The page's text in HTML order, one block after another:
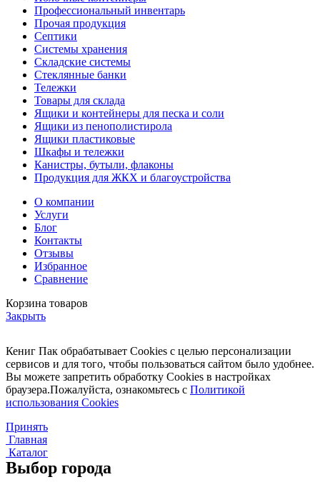
Профессиональный инвентарь
Прочая продукция
Септики
Системы хранения
Складские системы
Стеклянные банки
Тележки
Товары для склада
Ящики и контейнеры для песка и соли
Ящики из пенополистирола
Ящики пластиковые
Шкафы и тележки
Канистры, бутыли, флаконы
Продукция для ЖКХ и благоустройства
О компании
Услуги
Блог
Контакты
Отзывы
Избранное
Сравнение
Корзина товаров
Закрыть
Кениг Пак обрабатывает Cookies с целью персонализации
сервисов и для того, чтобы пользоваться сайтом было удобнее.
Вы можете запретить обработку Cookies в настройках
браузера.Пожалуйста, ознакомьтесь с Политикой
использования Cookies
Принять
Главная
Каталог
Выбор города